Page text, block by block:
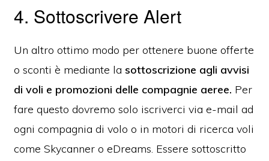
4. Sottoscrivere Alert
Un altro ottimo modo per ottenere buone offerte
o sconti è mediante lasottoscrizione agli avvisi
di voli e promozioni delle compagnie aeree. Per
fare questo dovremo solo iscriverci via e-mail ad
ogni compagnia di volo o in motori di ricerca voli
come Skycanner o eDreams. Essere sottoscritto